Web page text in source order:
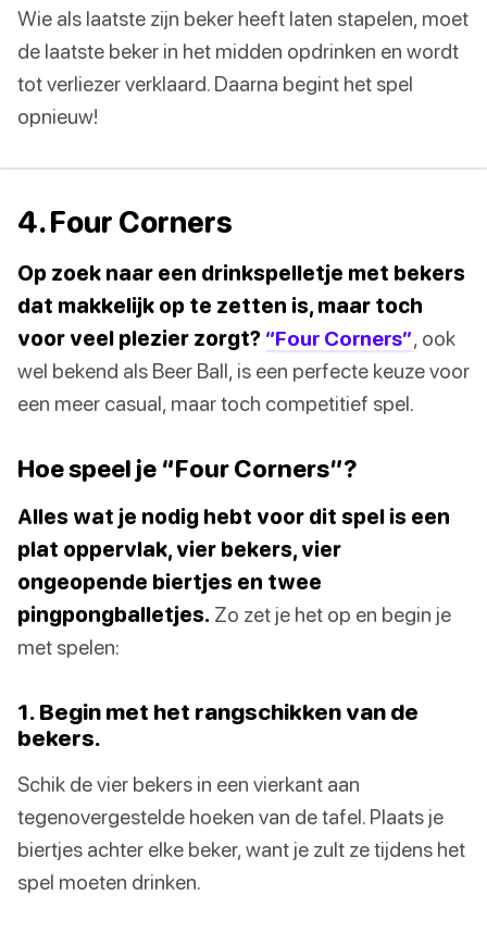
Wie als laatste zijn beker heeft laten stapelen, moet
de laatste beker in het midden opdrinken en wordt
tot verliezer verklaard. Daarna begint het spel
opnieuw!
4. Four Corners
Op zoek naar een drinkspelletje met bekers
dat makkelijk op te zetten is, maar toch
voor veel plezier zorgt? “Four Corners”, ook
wel bekend als Beer Ball, is een perfecte keuze voor
een meer casual, maar toch competitief spel.
Hoe speel je “Four Corners”?
Alles wat je nodig hebt voor dit spel is een
plat oppervlak, vier bekers, vier
ongeopende biertjes en twee
pingpongballetjes. Zo zet je het op en begin je
met spelen:
1. Begin met het rangschikken van de
bekers.
Schik de vier bekers in een vierkant aan
tegenovergestelde hoeken van de tafel. Plaats je
biertjes achter elke beker, want je zult ze tijdens het
spel moeten drinken.